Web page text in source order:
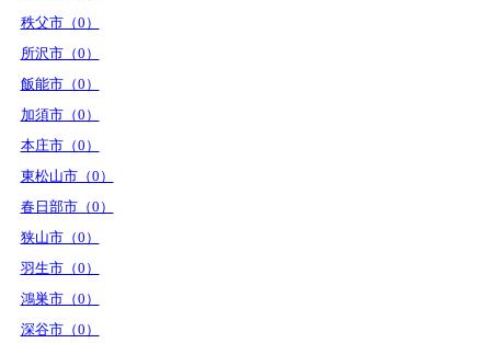
秩父市（0）
所沢市（0）
飯能市（0）
加須市（0）
本庄市（0）
東松山市（0）
春日部市（0）
狭山市（0）
羽生市（0）
鴻巣市（0）
深谷市（0）